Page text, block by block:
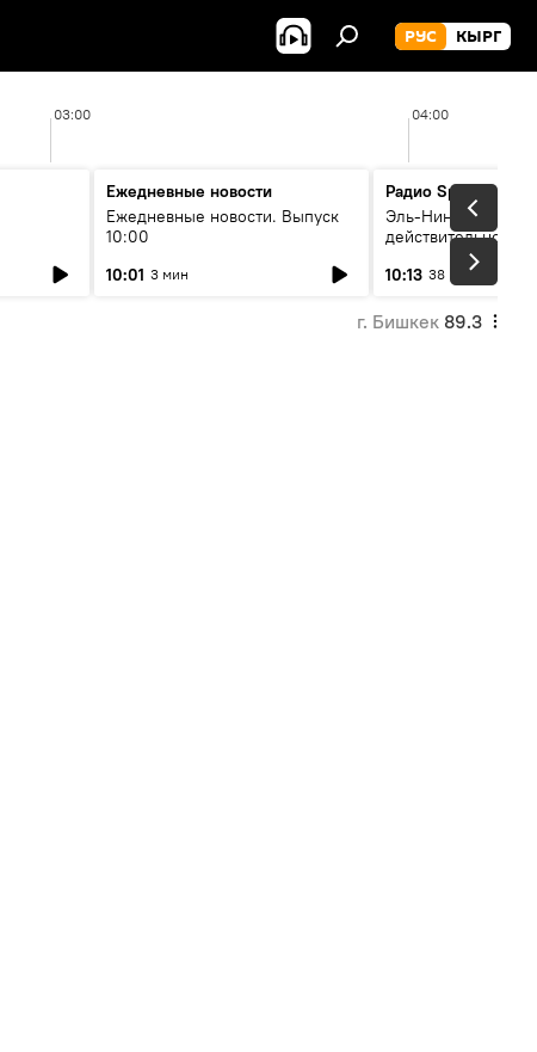
РУС КЫРГ
03:00 04:00
Ежедневные новости
Ежедневные новости. Выпуск
10:00
10:01 3 мин
Радио Sputnik
Эль-Ниньо, жара и
действительно
погоду в
10:13 38 мин
г. Бишкек 89.3